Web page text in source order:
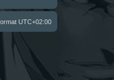
UTC+02:00